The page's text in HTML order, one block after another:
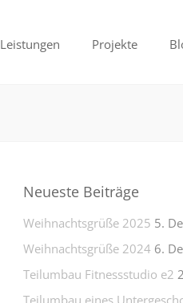
Leistungen Projekte
Neueste Beiträge
Weihnachtsgrüße 2025 5.
Weihnachtsgrüße 2024 6.
Teilumbau Fitnessstudio e2
Teilumbau eines